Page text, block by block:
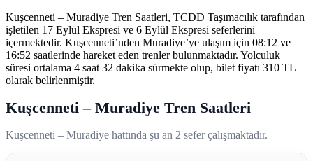
Kuşcenneti – Muradiye Tren Saatleri, TCDD Taşımacılık tarafından
işletilen 17 Eylül Ekspresi ve 6 Eylül Ekspresi seferlerini
içermektedir. Kuşcenneti’nden Muradiye’ye ulaşım için 08:12 ve
16:52 saatlerinde hareket eden trenler bulunmaktadır. Yolculuk
süresi ortalama 4 saat 32 dakika sürmekte olup, bilet fiyatı 310 TL
olarak belirlenmiştir.
Kuşcenneti – Muradiye Tren Saatleri
Kuşcenneti – Muradiye hattında şu an 2 sefer çalışmaktadır.